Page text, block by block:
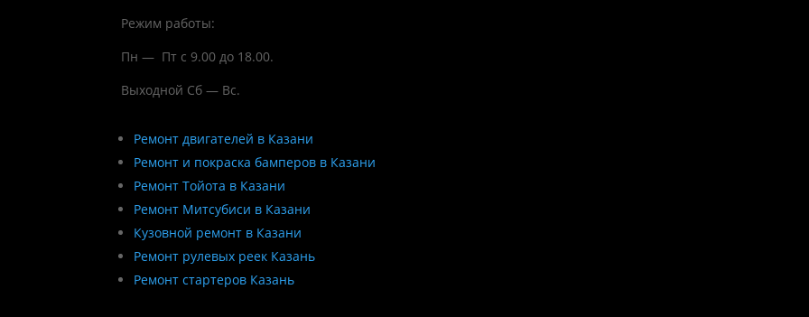
Режим работы:
Пн — Пт с 9.00 до 18.00.
Выходной Сб — Вс.
Ремонт двигателей в Казани
Ремонт и покраска бамперов в Казани
Ремонт Тойота в Казани
Ремонт Митсубиси в Казани
Кузовной ремонт в Казани
Ремонт рулевых реек Казань
Ремонт стартеров Казань